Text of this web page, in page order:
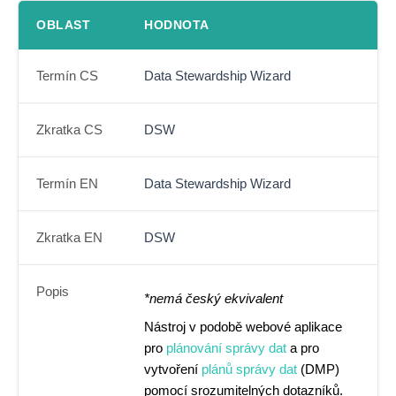
OBLAST HODNOTA
Termín CS Data Stewardship Wizard
Zkratka CS DSW
Termín EN Data Stewardship Wizard
Zkratka EN DSW
Popis
*nemá český ekvivalent
Nástroj v podobě webové aplikace
pro plánování správy dat a pro
vytvoření plánů správy dat (DMP)
pomocí srozumitelných dotazníků.